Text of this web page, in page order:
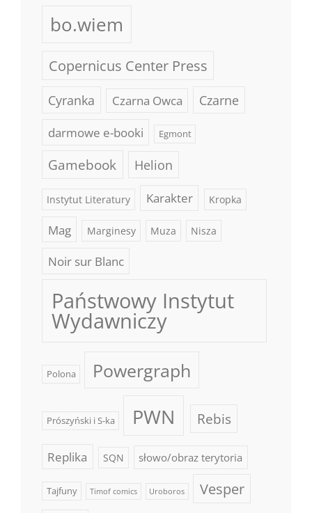
bo.wiem
Copernicus Center Press
Cyranka Czarna Owca
Czarne
darmowe e-booki
Egmont
Gamebook Helion
Instytut Literatury Karakter Kropka
Mag Marginesy Muza Nisza
Noir sur Blanc
Państwowy Instytut
Wydawniczy
Polona Powergraph
Prószyński i S-ka PWN Rebis
Replika SQN słowo/obraz terytoria
Tajfuny Timof comics Uroboros Vesper